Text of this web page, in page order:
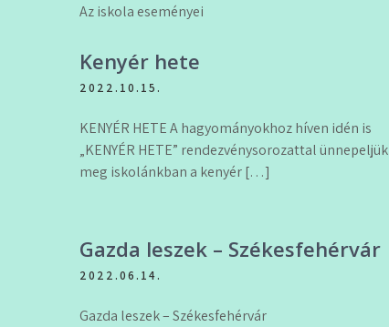
Az iskola eseményei
Kenyér hete
2022.10.15.
KENYÉR HETE A hagyományokhoz híven idén is
„KENYÉR HETE” rendezvénysorozattal ünnepeljük
meg iskolánkban a kenyér […]
Gazda leszek – Székesfehérvár
2022.06.14.
Gazda leszek – Székesfehérvár